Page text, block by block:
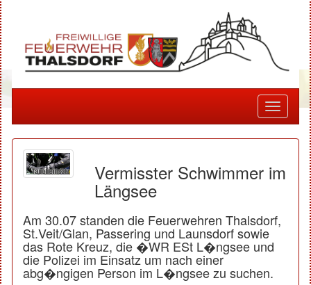
Toggle
Vermisster Schwimmer im
Längsee
Am 30.07 standen die Feuerwehren Thalsdorf,
St.Veit/Glan, Passering und Launsdorf sowie
das Rote Kreuz, die �WR ESt L�ngsee und
die Polizei im Einsatz um nach einer
abg�ngigen Person im L�ngsee zu suchen.